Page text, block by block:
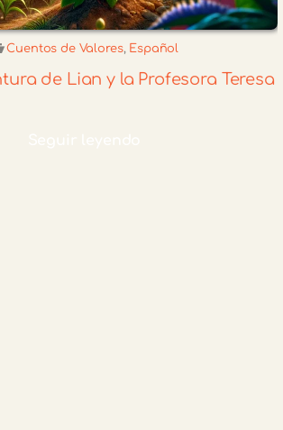
Cuentos de Valores, Español
de Lian y la Profesora Teresa